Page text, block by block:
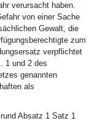
verursacht haben.
von einer Sache
Gewalt, die
zum
verpflichtet
1 und 2 des
genannten
als
Absatz 1 Satz 1